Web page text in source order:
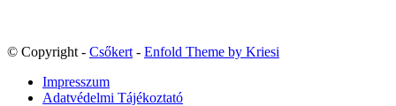
© Copyright - Csőkert - Enfold Theme by Kriesi
Impresszum
Adatvédelmi Tájékoztató